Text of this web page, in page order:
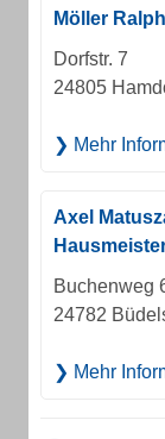
Möller
Dorfstr. 7
24805
Mehr
Axel
Buchenweg
24782
Mehr